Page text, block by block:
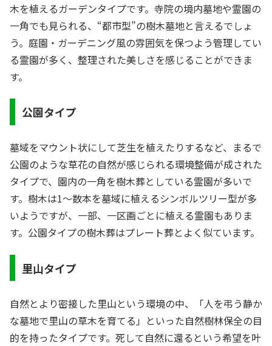
木を植えるガーデンタイプです。寺院の境内墓地や霊園の
一角でも見られる、“都市型”の樹木墓地と言えるでしょ
う。庭園・ガーデニング風の雰囲気を保つよう管理してい
る霊園が多く、整理された美しさを感じることができま
す。
公園タイプ
墓域をマウント状にして芝生を植えたりするなど、まるで
公園のような草花の自然が感じられる環境整備が成された
タイプで、園内の一角を樹木葬としている霊園が多いで
す。樹木は1～数本を墓域に植えるシンボルツリー型が多
いようですが、一部、一区画ごとに植える霊園もありま
す。公園タイプの樹木葬はプレート葬とよく似ています。
里山タイプ
自然とより密接した里山という環境の中、「人を弔う静か
な墓地で里山の草木を育てる」といった自然樹林保全の目
的を持ったタイプです。死して自然に還るという希望を叶